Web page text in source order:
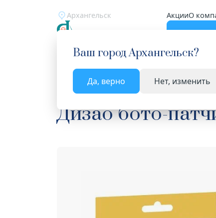
Архангельск АкцииО
Ваш городАрхангельск?
Да, верно Нет, изменить
Главная Каталог Косметика Маски и
Дизао бото-